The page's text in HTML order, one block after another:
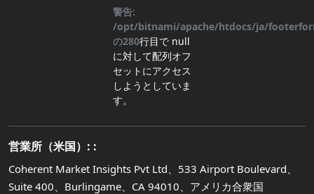
警告:
/opt/bitnami/apache/htdocs/ja/
の280行目で null
に対して配列オフ
セットにアクセス
しようとしていま
す。
営業所（米国）: :
Coherent Market Insights Pvt Ltd、533 Airport Boulevard、
Suite 400、Burlingame、CA 94010、アメリカ合衆国